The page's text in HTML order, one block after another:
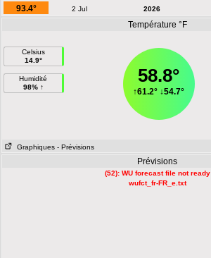
93.4°
2 Jul 2026
Température °F
Celsius
14.9°
Humidité
98% ↑
58.8°
↑61.2° ↓54.7°
Graphiques - Prévisions
Prévisions
(52): WU forecast file not ready
wufct_fr-FR_e.txt